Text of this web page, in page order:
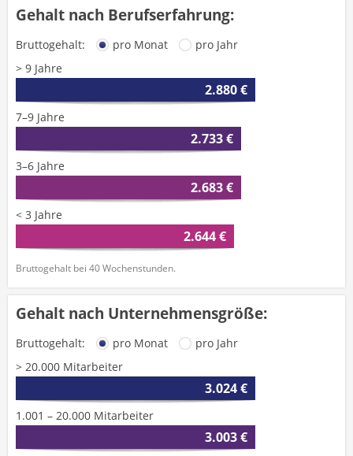
Gehalt nach Berufserfahrung:
Bruttogehalt: pro Monat
pro Jahr
> 9 Jahre
2.880 €
7–9 Jahre
2.733 €
3–6 Jahre
2.683 €
< 3 Jahre
2.644 €
Bruttogehalt bei 40 Wochenstunden.
Gehalt nach Unternehmensgröße:
Bruttogehalt: pro Monat
pro Jahr
> 20.000 Mitarbeiter
3.024 €
1.001 – 20.000 Mitarbeiter
3.003 €